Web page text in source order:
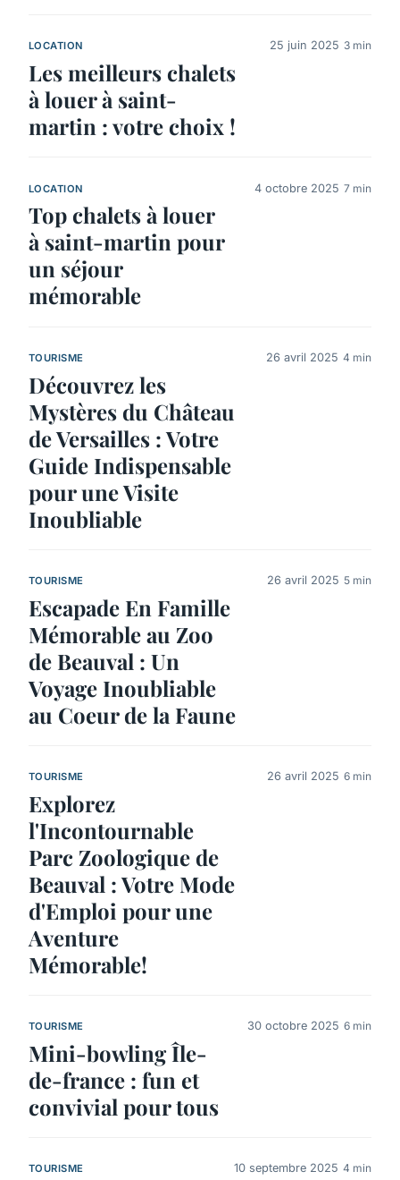
LOCATION
Les meilleurs chalets
à louer à saint-
martin : votre choix !
25 juin 2025 3 min
LOCATION
Top chalets à louer
à saint-martin pour
un séjour
mémorable
4 octobre 2025 7 min
TOURISME
Découvrez les
Mystères du Château
de Versailles : Votre
Guide Indispensable
pour une Visite
Inoubliable
26 avril 2025 4 min
TOURISME
Escapade En Famille
Mémorable au Zoo
de Beauval : Un
Voyage Inoubliable
au Coeur de la Faune
26 avril 2025 5 min
TOURISME
Explorez
l'Incontournable
Parc Zoologique de
Beauval : Votre Mode
d'Emploi pour une
Aventure
Mémorable!
26 avril 2025 6 min
TOURISME
Mini-bowling Île-
de-france : fun et
convivial pour tous
30 octobre 2025 6 min
TOURISME 10 septembre 2025 4 min